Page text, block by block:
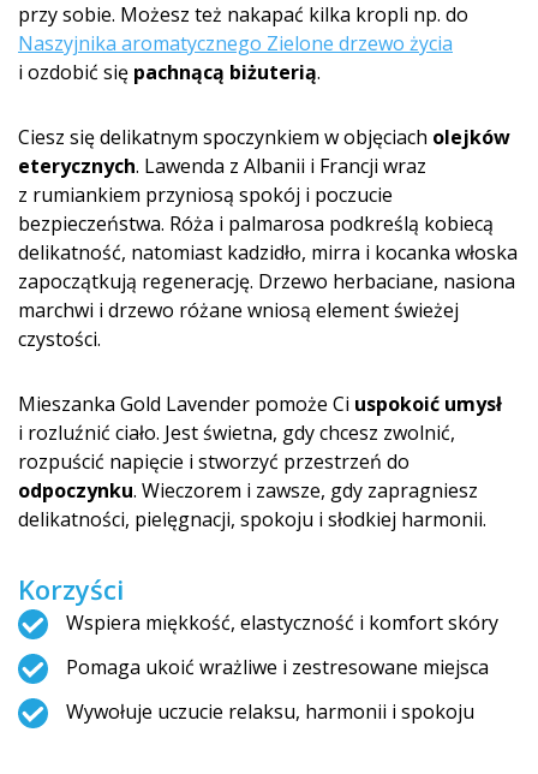
przy sobie. Możesz też nakapać kilka kropli np. do
Naszyjnika aromatycznego Zielone drzewo życia
i ozdobić się pachnącą biżuterią.
Ciesz się delikatnym spoczynkiem w objęciach olejków
eterycznych. Lawenda z Albanii i Francji wraz
z rumiankiem przyniosą spokój i poczucie
bezpieczeństwa. Róża i palmarosa podkreślą kobiecą
delikatność, natomiast kadzidło, mirra i kocanka włoska
zapoczątkują regenerację. Drzewo herbaciane, nasiona
marchwi i drzewo różane wniosą element świeżej
czystości.
Mieszanka Gold Lavender pomoże Ci uspokoić umysł
i rozluźnić ciało. Jest świetna, gdy chcesz zwolnić,
rozpuścić napięcie i stworzyć przestrzeń do
odpoczynku. Wieczorem i zawsze, gdy zapragniesz
delikatności, pielęgnacji, spokoju i słodkiej harmonii.
Korzyści
Wspiera miękkość, elastyczność i komfort skóry
Pomaga ukoić wrażliwe i zestresowane miejsca
Wywołuje uczucie relaksu, harmonii i spokoju